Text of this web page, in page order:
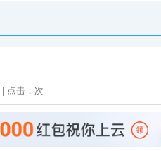
| 点击： 次